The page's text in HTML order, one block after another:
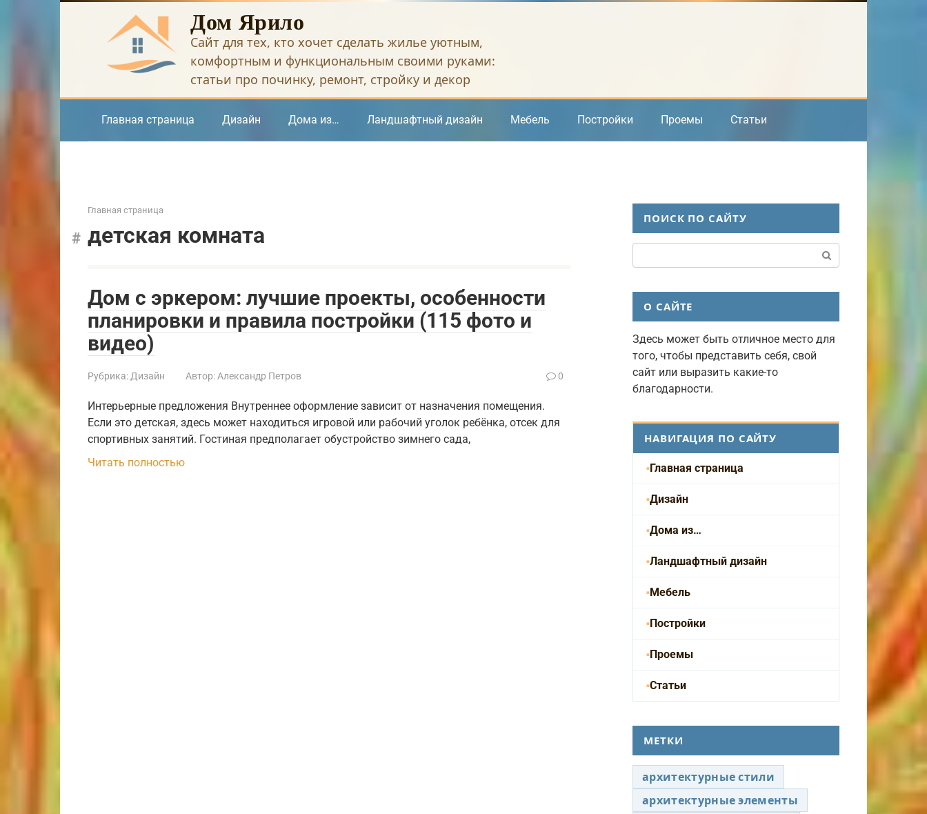
Дом Ярило
Сайт для тех, кто хочет сделать жилье уютным,
комфортным и функциональным своими руками:
статьи про починку, ремонт, стройку и декор
Главная страница Дизайн Дома из… Ландшафтный дизайн Мебель Постройки Проемы Статьи
Главная страница
детская комната
Дом с эркером: лучшие проекты, особенности
планировки и правила постройки (115 фото и
видео)
Рубрика: Дизайн Автор: Александр Петров 0
Интерьерные предложения Внутреннее оформление зависит от назначения помещения.
Если это детская, здесь может находиться игровой или рабочий уголок ребёнка, отсек для
спортивных занятий. Гостиная предполагает обустройство зимнего сада,
Читать полностью
ПОИСК ПО САЙТУ
О САЙТЕ
Здесь может быть отличное место для
того, чтобы представить себя, свой
сайт или выразить какие-то
благодарности.
НАВИГАЦИЯ ПО САЙТУ
Главная страница
Дизайн
Дома из…
Ландшафтный дизайн
Мебель
Постройки
Проемы
Статьи
МЕТКИ
архитектурные стили
архитектурные элементы